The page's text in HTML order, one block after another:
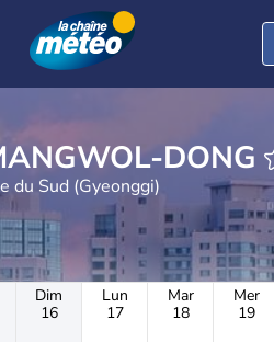
MANGWOL-DONG
du Sud (Gyeonggi)
Dim
16
Lun
17
Mar
18
Mer
19